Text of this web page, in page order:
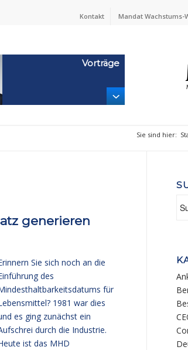
Kontakt Mandat Wachstums-
Vorträge
Sie sind hier:
generieren
Sie sich noch an die
des
für
1981 war dies
es ging zunächst ein
durch die Industrie.
ist das MHD